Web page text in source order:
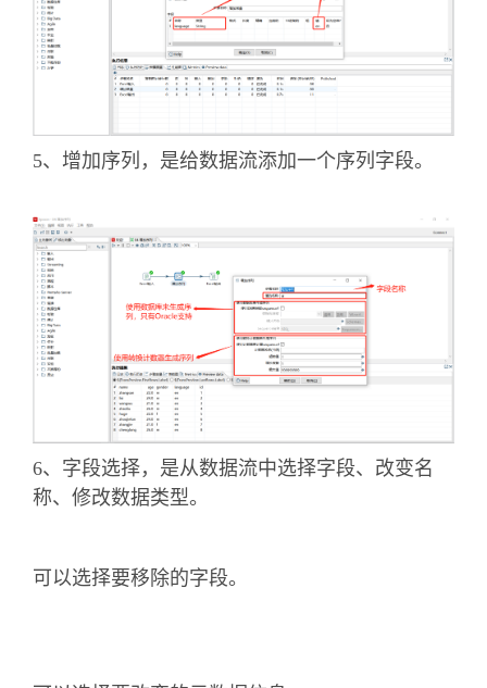
5、增加序列，是给数据流添加一个序列字段。
6、字段选择，是从数据流中选择字段、改变名
称、修改数据类型。